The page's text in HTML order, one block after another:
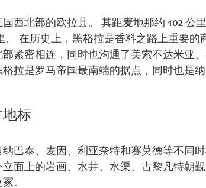
西北部的欧拉县。 其距麦地那约 402 公
。 在历史上，黑格拉是香料之路上重要
紧密相连，同时也沟通了美索不达米亚
拉是罗马帝国最南端的据点，同时也是
标
巴泰、麦因、利亚奈特和赛莫德等不同
面上的岩画、水井、水渠、古黎凡特朝
。